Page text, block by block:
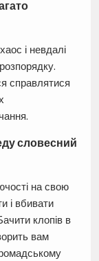
і невдалі
справлятися
словесний
на свою
і вбивати
клопів в
вам